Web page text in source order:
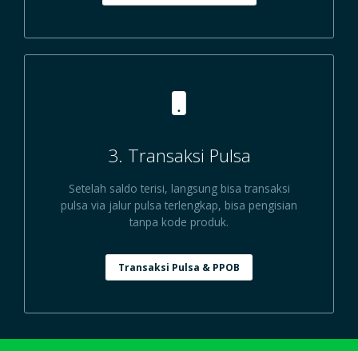
3. Transaksi Pulsa
Setelah saldo terisi, langsung bisa transaksi
pulsa via jalur pulsa terlengkap, bisa pengisian
tanpa kode produk.
Transaksi Pulsa & PPOB